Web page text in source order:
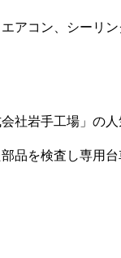
アコン、シーリン
社岩手工場」の人
品を検査し専用